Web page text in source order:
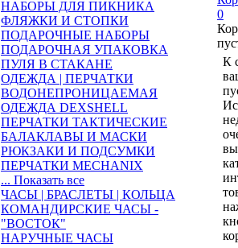
НАБОРЫ ДЛЯ ПИКНИКА
ФЛЯЖКИ И СТОПКИ
ПОДАРОЧНЫЕ НАБОРЫ
ПОДАРОЧНАЯ УПАКОВКА
ПУЛЯ В СТАКАНЕ
ОДЕЖДА | ПЕРЧАТКИ
ВОДОНЕПРОНИЦАЕМАЯ
ОДЕЖДА DEXSHELL
ПЕРЧАТКИ ТАКТИЧЕСКИЕ
БАЛАКЛАВЫ И МАСКИ
РЮКЗАКИ И ПОДСУМКИ
ПЕРЧАТКИ MECHANIX
... Показать все
ЧАСЫ | БРАСЛЕТЫ | КОЛЬЦА
КОМАНДИРСКИЕ ЧАСЫ -
"ВОСТОК"
НАРУЧНЫЕ ЧАСЫ
0
К